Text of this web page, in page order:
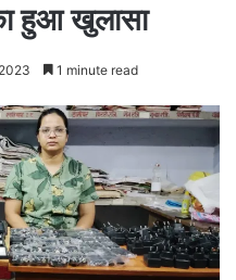
हुआ खुलासा
1 minute read